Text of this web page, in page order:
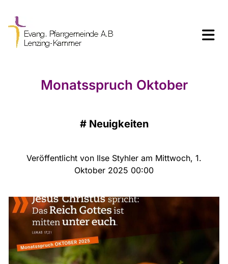
Monatsspruch Oktober
# Neuigkeiten
Veröffentlicht von Ilse Styhler am Mittwoch, 1.
Oktober 2025 00:00